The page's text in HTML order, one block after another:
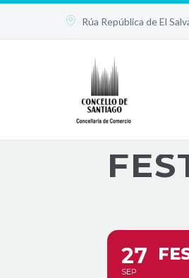

 Rúa República de El
27
SEP